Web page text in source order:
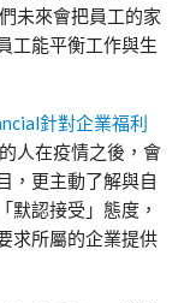
未來會把員工的家
工能平衡工作與生
針對企業福利
的人在疫情之後，會
，更主動了解與自
默認接受」態度，
求所屬的企業提供